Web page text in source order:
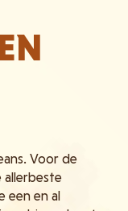
Voor de
allerbeste
een en al